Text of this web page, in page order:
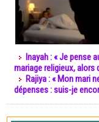
Inayah : « Je pense
mariage religieux, alors
Rajiya : « Mon mari
dépenses : suis-je